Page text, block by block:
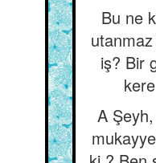
Bu ne
iş? Bir
A